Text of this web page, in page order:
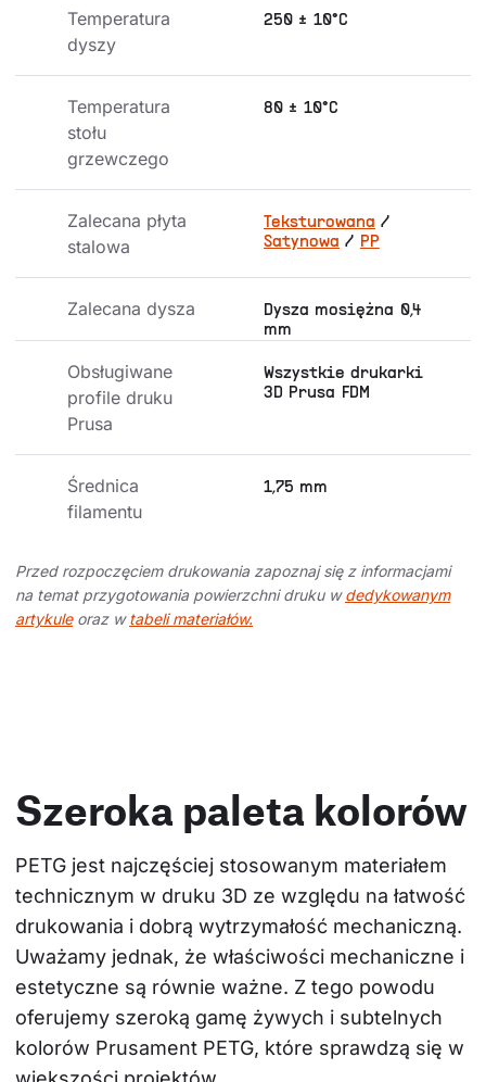
Temperatura
dyszy
250 ± 10°C
Temperatura
stołu
grzewczego
80 ± 10°C
Zalecana płyta
stalowa
Teksturowana /
Satynowa / PP
Zalecana dysza
Dysza mosiężna 0,4
mm
Obsługiwane
profile druku
Prusa
Wszystkie drukarki
3D Prusa FDM
Średnica
filamentu
1,75 mm
Przed rozpoczęciem drukowania zapoznaj się z informacjami
na temat przygotowania powierzchni druku wdedykowanym
artykuleoraz wtabeli materiałów.
Szeroka paleta kolorów
PETG jest najczęściej stosowanym materiałem
technicznym w druku 3D ze względu na łatwość
drukowania i dobrą wytrzymałość mechaniczną.
Uważamy jednak, że właściwości mechaniczne i
estetyczne są równie ważne. Z tego powodu
oferujemy szeroką gamę żywych i subtelnych
kolorów Prusament PETG, które sprawdzą się w